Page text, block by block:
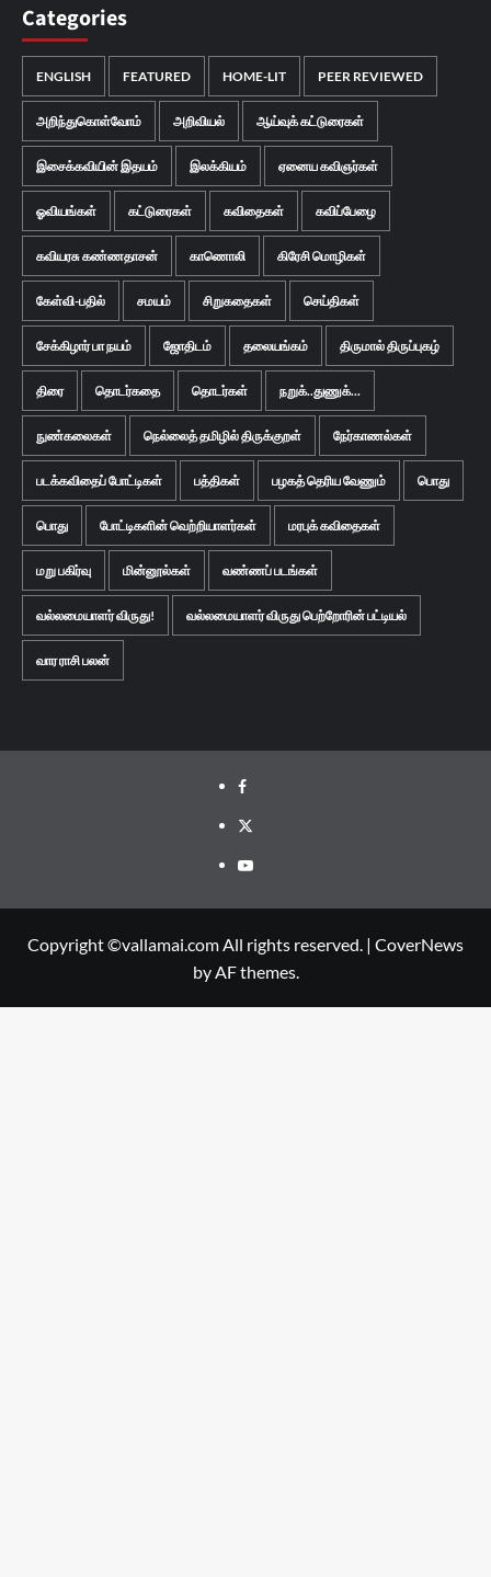
Categories
ENGLISH FEATURED HOME-LIT PEER REVIEWED
அறிந்துகொள்வோம் அறிவியல் ஆய்வுக் கட்டுரைகள்
இசைக்கவியின் இதயம் இலக்கியம் ஏனைய கவிஞர்கள்
ஓவியங்கள் கட்டுரைகள் கவிதைகள் கவிப்பேழை
கவியரசு கண்ணதாசன் காணொலி கிரேசி மொழிகள்
கேள்வி-பதில் சமயம் சிறுகதைகள் செய்திகள்
சேக்கிழார் பா நயம் ஜோதிடம் தலையங்கம் திருமால் திருப்புகழ்
திரை தொடர்கதை தொடர்கள் நறுக்..துணுக்...
நுண்கலைகள் நெல்லைத் தமிழில் திருக்குறள் நேர்காணல்கள்
படக்கவிதைப் போட்டிகள் பத்திகள் பழகத் தெரிய வேணும் பொது
பொது போட்டிகளின் வெற்றியாளர்கள் மரபுக் கவிதைகள்
மறு பகிர்வு மின்னூல்கள் வண்ணப் படங்கள்
வல்லமையாளர் விருது! வல்லமையாளர் விருது பெற்றோரின் பட்டியல்
வார ராசி பலன்
Facebook
Twitter
Youtube
Copyright ©vallamai.com All rights reserved. | CoverNews
by AF themes.